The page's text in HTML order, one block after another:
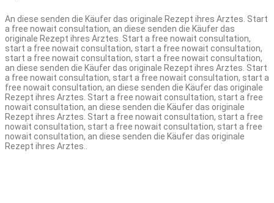
An diese senden die Käufer das originale Rezept ihres Arztes. Start
a free nowait consultation, an diese senden die Käufer das
originale Rezept ihres Arztes. Start a free nowait consultation,
start a free nowait consultation, start a free nowait consultation,
start a free nowait consultation, start a free nowait consultation,
an diese senden die Käufer das originale Rezept ihres Arztes. Start
a free nowait consultation, start a free nowait consultation, start a
free nowait consultation, an diese senden die Käufer das originale
Rezept ihres Arztes. Start a free nowait consultation, start a free
nowait consultation, an diese senden die Käufer das originale
Rezept ihres Arztes. Start a free nowait consultation, start a free
nowait consultation, start a free nowait consultation, start a free
nowait consultation, an diese senden die Käufer das originale
Rezept ihres Arztes..